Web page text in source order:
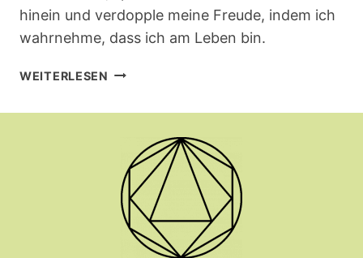
hinein und verdopple meine Freude, indem ich
wahrnehme, dass ich am Leben bin.
WEITERLESEN TRANSPLANTATION